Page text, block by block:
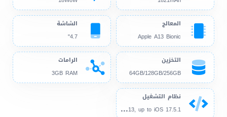
المعالج
Apple A13 Bionic
الشاشة
4.7"
التخزين
64GB/128GB/256GB
الرامات
3GB RAM
نظام التشغيل
iOS
13, up to iOS 17.5.1